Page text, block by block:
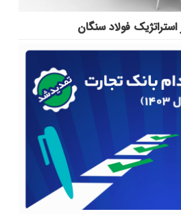
فولاد سنگان